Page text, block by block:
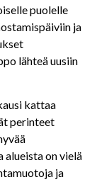
puolelle
ja
lähteä uusiin
kattaa
perinteet
alueista on vielä
ja